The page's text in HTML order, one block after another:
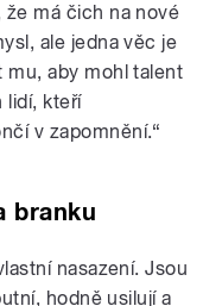
že má čich na nové
ale jedna věc je
mu, aby mohl talent
lidí, kteří
v zapomnění.“
branku
nasazení. Jsou
hodně usilují a